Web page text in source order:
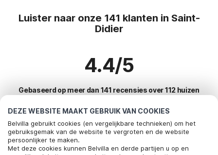
DEZE WEBSITE MAAKT GEBRUIK VAN COOKIES
Belvilla gebruikt cookies (en vergelijkbare technieken) om het
gebruiksgemak van de website te vergroten en de website
persoonlijker te maken.
Met deze cookies kunnen Belvilla en derde partijen u op en
Luister naar onze 141 klanten in Saint-
Didier
4.4/5
Gebaseerd op meer dan 141 recensies over 112 huizen
Meest populaire bestemmingen voor
vakantie
Bel om te boeken